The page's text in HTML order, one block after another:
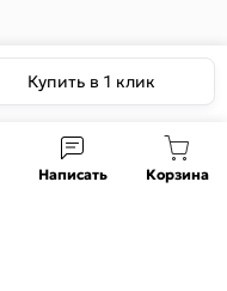
Купить в 1 клик
Написать Корзина